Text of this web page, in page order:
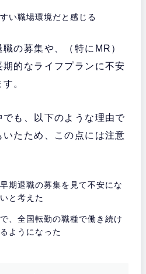
い職場環境だと感じる
の募集や、（特にMR）
的なライフプランに不安
。
も、以下のような理由で
たため、この点には注意
期退職の募集を見て不安にな
と考えた
、全国転勤の職種で働き続け
ようになった